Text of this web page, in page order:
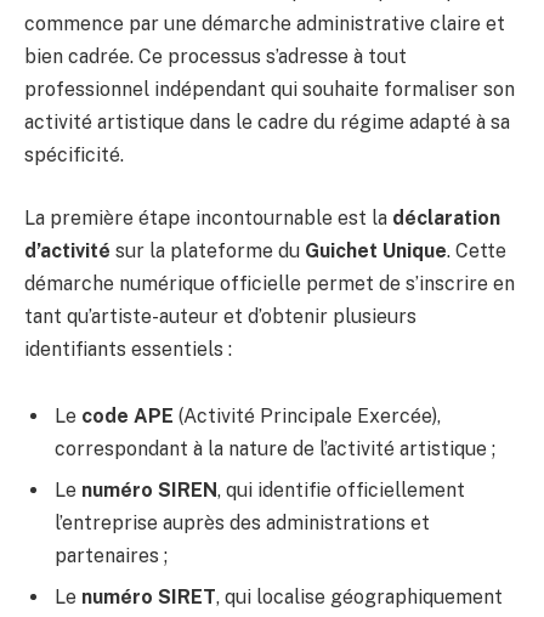
commence par une démarche administrative claire et
bien cadrée. Ce processus s’adresse à tout
professionnel indépendant qui souhaite formaliser son
activité artistique dans le cadre du régime adapté à sa
spécificité.
La première étape incontournable est la déclaration
d’activité sur la plateforme du Guichet Unique. Cette
démarche numérique officielle permet de s’inscrire en
tant qu’artiste-auteur et d’obtenir plusieurs
identifiants essentiels :
Le code APE (Activité Principale Exercée),
correspondant à la nature de l’activité artistique ;
Le numéro SIREN, qui identifie officiellement
l’entreprise auprès des administrations et
partenaires ;
Le numéro SIRET, qui localise géographiquement